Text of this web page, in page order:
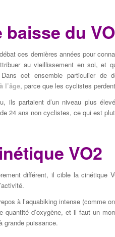
du
ces dernières années pour
au vieillissement en soi, et
cet ensemble particulier de
l’âge, parce que les cyclistes
ils partaient d’un niveau plus
24 ans non cyclistes, ce qui est
VO2
différent, il cible la cinétique
à l’aquabiking intense (comme
quantité d’oxygène, et il faut un
grande puissance.